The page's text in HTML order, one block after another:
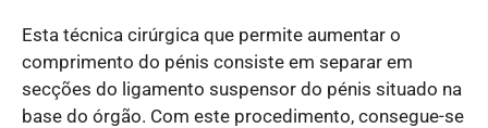
Esta técnica cirúrgica que permite aumentar o
comprimento do pénis consiste em separar em
secções do ligamento suspensor do pénis situado na
base do órgão. Com este procedimento, consegue-se